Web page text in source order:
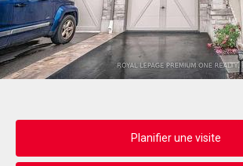
Planifier une visite